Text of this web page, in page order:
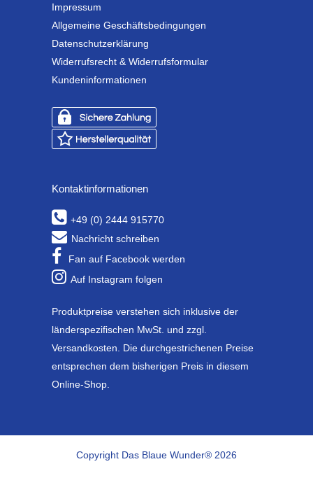
Impressum
Allgemeine Geschäftsbedingungen
Datenschutzerklärung
Widerrufsrecht & Widerrufsformular
Kundeninformationen
Kontaktinformationen
+49 (0) 2444 915770
Nachricht schreiben
Fan auf Facebook werden
Auf Instagram folgen
Produktpreise verstehen sich inklusive der
länderspezifischen MwSt. und zzgl.
Versandkosten. Die durchgestrichenen Preise
entsprechen dem bisherigen Preis in diesem
Online-Shop.
Copyright Das Blaue Wunder® 2026